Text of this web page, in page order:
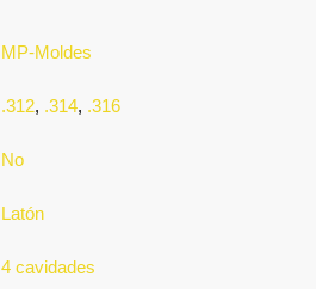
MP-Moldes
.312, .314, .316
No
Latón
4 cavidades